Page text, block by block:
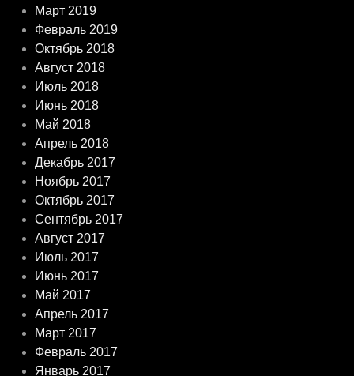
Март 2019
Февраль 2019
Октябрь 2018
Август 2018
Июль 2018
Июнь 2018
Май 2018
Апрель 2018
Декабрь 2017
Ноябрь 2017
Октябрь 2017
Сентябрь 2017
Август 2017
Июль 2017
Июнь 2017
Май 2017
Апрель 2017
Март 2017
Февраль 2017
Январь 2017